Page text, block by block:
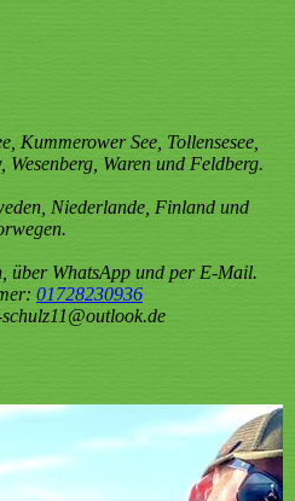
Kummerower See, Tollensesee,
Wesenberg, Waren und Feldberg.
Niederlande, Finland und
über WhatsApp und per E-Mail.
01728230936